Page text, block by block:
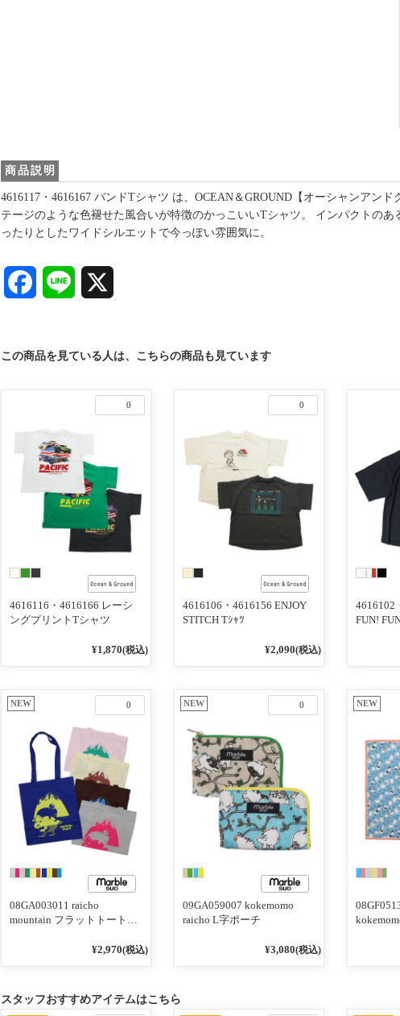
商品説明
4616117・4616167 バンドTシャツ は、OCEAN＆GROUND【オーシャンアン
テージのような色褪せた風合いが特徴のかっこいいTシャツ。 インパクトの
ったりとしたワイドシルエットで今っぽい雰囲気に。
FacebookLine
この商品を見ている人は、こちらの商品も見ています
0
4616116・4616166 レーシ
ングプリントTシャツ
¥1,870(税込)
0
4616106・4616156 ENJOY
STITCH Tｼｬﾂ
¥2,090(税込)
4616102
FUN!
0
NEW
08GA003011 raicho
mountain フラットトートバ
¥2,970(税込)
0
NEW
09GA059007 kokemomo
raicho L字ポーチ
¥3,080(税込)
NEW
スタッフおすすめアイテムはこちら